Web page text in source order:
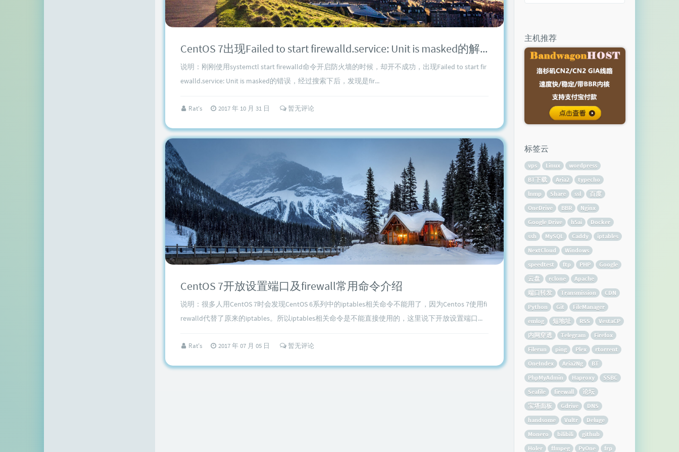
CentOS 7出现Failed to start firewalld.service: Unit is masked的解决办法
说明：刚刚使用systemctl start firewalld命令开启防火墙的时候，却开不成功，出现Failed to start fir
ewalld.service: Unit is masked的错误，经过搜索下后，发现是fir...
Rat's 2017 年 10 月 31 日 暂无评论
CentOS 7开放设置端口及firewall常用命令介绍
说明：很多人用CentOS 7时会发现CentOS 6系列中的iptables相关命令不能用了，因为Centos 7使用fi
rewalld代替了原来的iptables。所以iptables相关命令是不能直接使用的，这里说下开放设置端口...
Rat's 2017 年 07 月 05 日 暂无评论
主机推荐
标签云
vps Linux
wordpress
BT下载
Aria2
typecho
lnmp
Share ssl
百度
OneDrive
BBR
Nginx
Google Drive
h5ai
Docker
ssh
MySQL Caddy
iptables
NextCloud
Windows
speedtest
ftp PHP
Google
云盘
rclone
Apache
端口转发
Transmission
CDN
Python
Git
FileManager
emlog
短地址 RSS
VestaCP
内网穿透
Telegram
Firefox
Filerun
ping Plex
rtorrent
OneIndex
Aria2Ng
BT
PhpMyAdmin
Haproxy
SSBC
Seafile
firewall
论坛
宝塔面板
Gdrive
DNS
handsome
Vultr
Deluge
Monero
bilibili
github
Holer
ffmpeg PyOne frp